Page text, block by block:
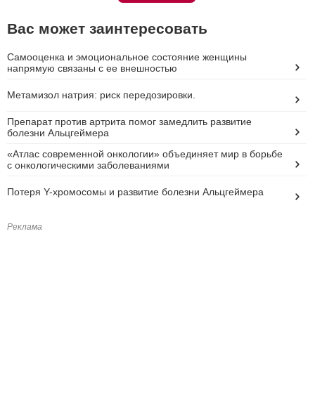
Вас может заинтересовать
Самооценка и эмоциональное состояние женщины
напрямую связаны с ее внешностью
Метамизол натрия: риск передозировки.
Препарат против артрита помог замедлить развитие
болезни Альцгеймера
«Атлас современной онкологии» объединяет мир в борьбе
с онкологическими заболеваниями
Потеря Y-хромосомы и развитие болезни Альцгеймера
Реклама